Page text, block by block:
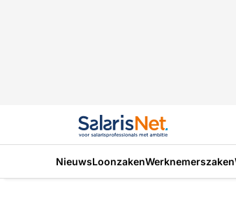
NieuwsLoonzakenWerknemerszaken